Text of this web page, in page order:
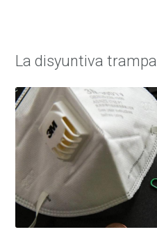
La disyuntiva trampa